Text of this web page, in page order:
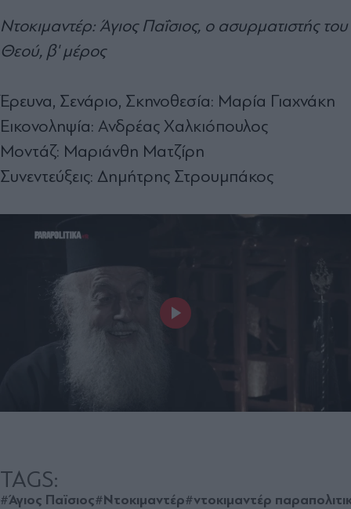
Ντοκιμαντέρ: Άγιος Παΐσιος, ο ασυρματιστής του
Θεού, β' μέρος
Έρευνα, Σενάριο, Σκηνοθεσία: Μαρία Γιαχνάκη
Εικονοληψία: Ανδρέας Χαλκιόπουλος
Μοντάζ: Μαριάνθη Ματζίρη
Συνεντεύξεις: Δημήτρης Στρουμπάκος
TAGS:
#Άγιος Παϊσιος#Ντοκιμαντέρ#ντοκιμαντέρ